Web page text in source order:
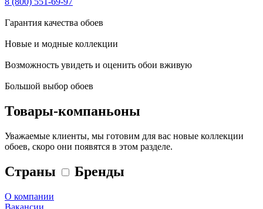
Гарантия качества обоев
Новые и модные коллекции
Возможность увидеть и оценить обои вживую
Большой выбор обоев
Товары-компаньоны
Уважаемые клиенты, мы готовим для вас новые коллекции
обоев, скоро они появятся в этом разделе.
Страны Бренды
О компании
Вакансии